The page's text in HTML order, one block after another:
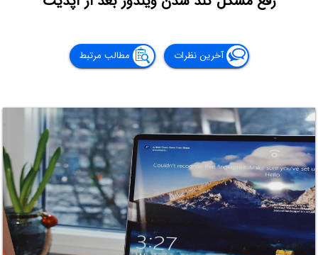
آخرین نظرات مطالب مرتبط